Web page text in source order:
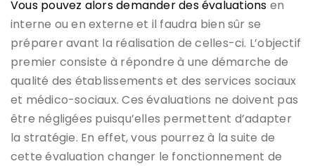
Vous pouvez alors demander des évaluations en
interne ou en externe et il faudra bien sûr se
préparer avant la réalisation de celles-ci. L’objectif
premier consiste à répondre à une démarche de
qualité des établissements et des services sociaux
et médico-sociaux. Ces évaluations ne doivent pas
être négligées puisqu’elles permettent d’adapter
la stratégie. En effet, vous pourrez à la suite de
cette évaluation changer le fonctionnement de